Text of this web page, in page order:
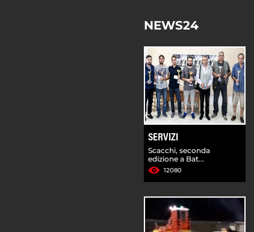
NEWS24
SERVIZI
Scacchi, seconda
edizione a Bat...
12080